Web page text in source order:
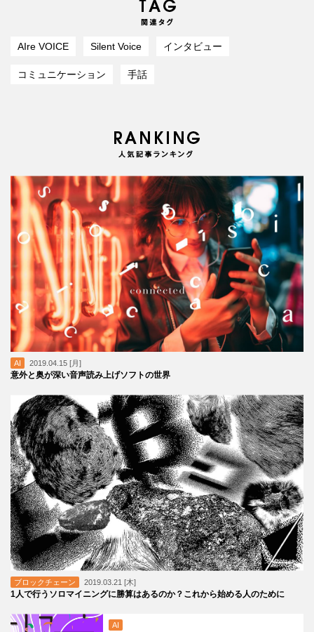
AIre VOICE Silent Voice インタビュー
コミュニケーション 手話
AI 2019.04.15 [月]
意外と奥が深い音声読み上げソフトの世界
ブロックチェーン 2019.03.21 [木]
1人で行うソロマイニングに勝算はあるのか？これから始める人のために
AI